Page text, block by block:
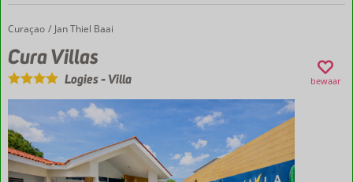
uitvalsbasis
ontdekken
Ruime,
appartementen
Prachtig
uitzicht
over de
omgeving
Home
Curaçao Jan Thiel Baai
Cura Villas
Cura Villas
Logies-Villa bewaar